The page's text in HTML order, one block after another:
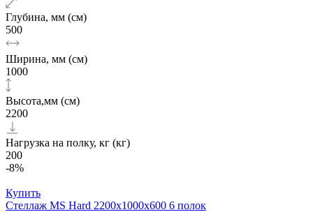
Глубина, мм (см)
500
Ширина, мм (см)
1000
Высота,мм (см)
2200
Нагрузка на полку, кг (кг)
200
-8%
Купить
Стеллаж MS Hard 2200х1000x600 6 полок